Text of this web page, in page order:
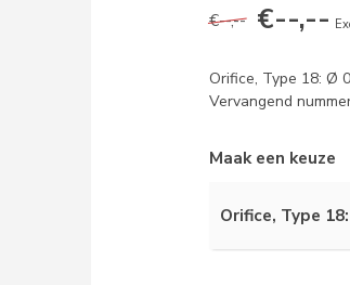
€--,-- €--,--
Orifice, Type 18: Ø
Vervangend
Maak een keuze
Orifice, Type